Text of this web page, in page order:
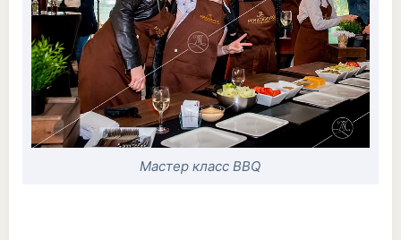
Мастер класс BBQ